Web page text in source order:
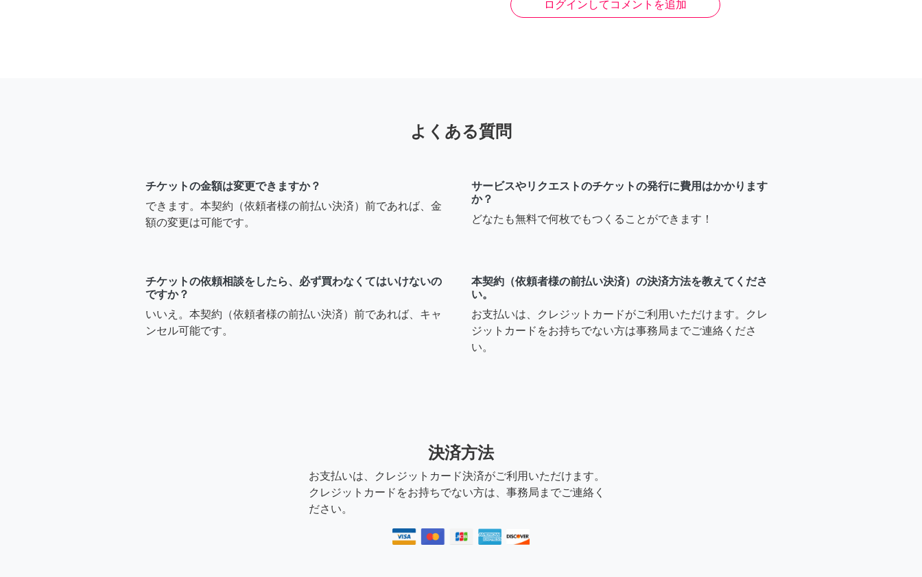
ログインしてコメントを追加
よくある質問
チケットの金額は変更できますか？
できます。本契約（依頼者様の前払い決済）前であれば、金
額の変更は可能です。
サービスやリクエストのチケットの発行に費用はかかります
か？
どなたも無料で何枚でもつくることができます！
チケットの依頼相談をしたら、必ず買わなくてはいけないの
ですか？
いいえ。本契約（依頼者様の前払い決済）前であれば、キャ
ンセル可能です。
本契約（依頼者様の前払い決済）の決済方法を教えてくださ
い。
お支払いは、クレジットカードがご利用いただけます。クレ
ジットカードをお持ちでない方は事務局までご連絡くださ
い。
決済方法
お支払いは、クレジットカード決済がご利用いただけます。
クレジットカードをお持ちでない方は、事務局までご連絡く
ださい。